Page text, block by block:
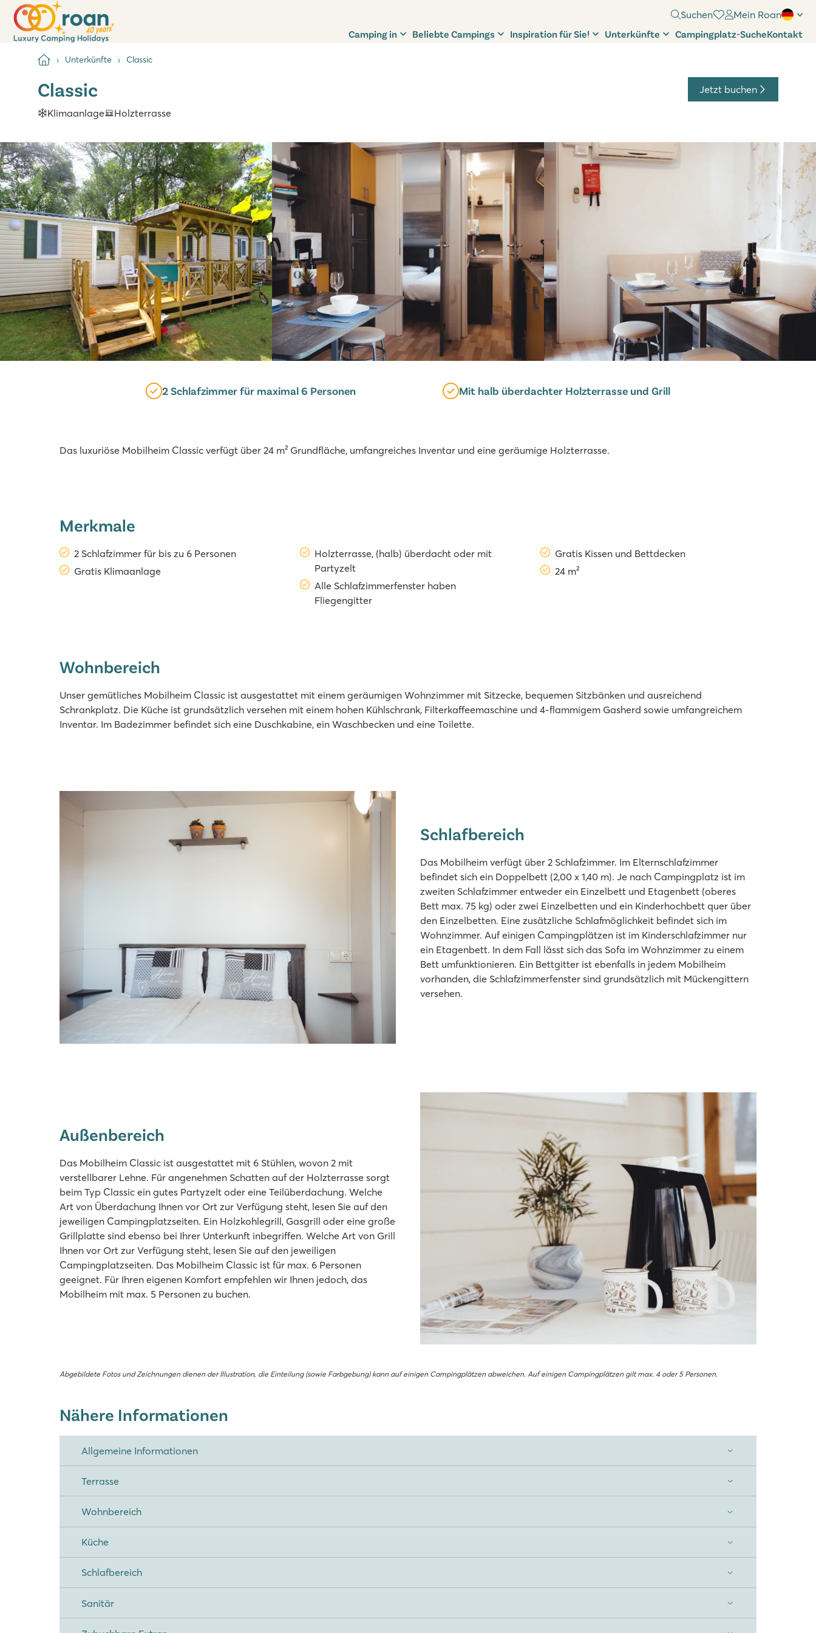
Suchen Mein Roan
Camping in Beliebte Campings Inspiration für Sie! Unterkünfte Campingplatz-SucheKontakt
Unterkünfte Classic
Classic
Klimaanlage Holzterrasse
Jetzt buchen
2 Schlafzimmer für maximal 6 Personen Mit halb überdachter Holzterrasse und Grill
Das luxuriöse Mobilheim Classic verfügt über 24 m² Grundfläche, umfangreiches Inventar und eine geräumige Holzterrasse.
Merkmale
2 Schlafzimmer für bis zu 6 Personen
Gratis Klimaanlage
Holzterrasse, (halb) überdacht oder mit
Partyzelt
Alle Schlafzimmerfenster haben
Fliegengitter
Gratis Kissen und Bettdecken
24 m²
Wohnbereich
Unser gemütliches Mobilheim Classic ist ausgestattet mit einem geräumigen Wohnzimmer mit Sitzecke, bequemen Sitzbänken und ausreichend
Schrankplatz. Die Küche ist grundsätzlich versehen mit einem hohen Kühlschrank, Filterkaffeemaschine und 4-flammigem Gasherd sowie umfangreichem
Inventar. Im Badezimmer befindet sich eine Duschkabine, ein Waschbecken und eine Toilette.
Schlafbereich
Das Mobilheim verfügt über 2 Schlafzimmer. Im Elternschlafzimmer
befindet sich ein Doppelbett (2,00 x 1,40 m). Je nach Campingplatz ist im
zweiten Schlafzimmer entweder ein Einzelbett und Etagenbett (oberes
Bett max. 75 kg) oder zwei Einzelbetten und ein Kinderhochbett quer über
den Einzelbetten. Eine zusätzliche Schlafmöglichkeit befindet sich im
Wohnzimmer. Auf einigen Campingplätzen ist im Kinderschlafzimmer nur
ein Etagenbett. In dem Fall lässt sich das Sofa im Wohnzimmer zu einem
Bett umfunktionieren. Ein Bettgitter ist ebenfalls in jedem Mobilheim
vorhanden, die Schlafzimmerfenster sind grundsätzlich mit Mückengittern
versehen.
Außenbereich
Das Mobilheim Classic ist ausgestattet mit 6 Stühlen, wovon 2 mit
verstellbarer Lehne. Für angenehmen Schatten auf der Holzterrasse sorgt
beim Typ Classic ein gutes Partyzelt oder eine Teilüberdachung. Welche
Art von Überdachung Ihnen vor Ort zur Verfügung steht, lesen Sie auf den
jeweiligen Campingplatzseiten. Ein Holzkohlegrill, Gasgrill oder eine große
Grillplatte sind ebenso bei Ihrer Unterkunft inbegriffen. Welche Art von Grill
Ihnen vor Ort zur Verfügung steht, lesen Sie auf den jeweiligen
Campingplatzseiten. Das Mobilheim Classic ist für max. 6 Personen
geeignet. Für Ihren eigenen Komfort empfehlen wir Ihnen jedoch, das
Mobilheim mit max. 5 Personen zu buchen.
Abgebildete Fotos und Zeichnungen dienen der Illustration, die Einteilung (sowie Farbgebung) kann auf einigen Campingplätzen abweichen. Auf einigen Campingplätzen gilt max. 4 oder 5 Personen.
Nähere Informationen
Allgemeine Informationen
Terrasse
Wohnbereich
Küche
Schlafbereich
Sanitär